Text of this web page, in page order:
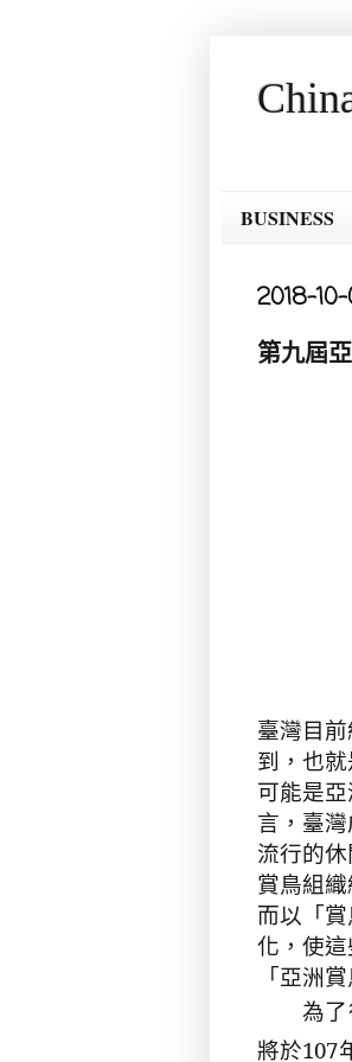
BUSINESS
2018-
第九屆
臺灣目
到，也
可能是
言，臺
流行的
賞鳥組
而以「
化，使
「亞洲
為
將於107